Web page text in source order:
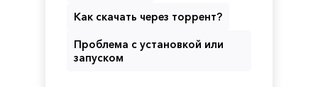
Как скачать через торрент?
Проблема с установкой или
запуском